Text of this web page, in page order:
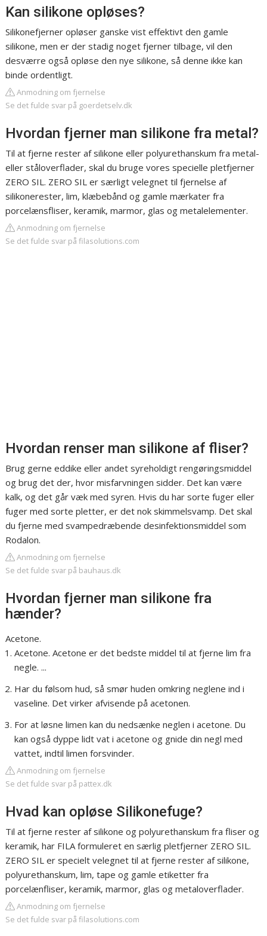
Kan silikone opløses?
Silikonefjerner opløser ganske vist effektivt den gamle
silikone, men er der stadig noget fjerner tilbage, vil den
desværre også opløse den nye silikone, så denne ikke kan
binde ordentligt.
Anmodning om fjernelse
Se det fulde svar på goerdetselv.dk
Hvordan fjerner man silikone fra metal?
Til at fjerne rester af silikone eller polyurethanskum fra metal-
eller ståloverflader, skal du bruge vores specielle pletfjerner
ZERO SIL. ZERO SIL er særligt velegnet til fjernelse af
silikonerester, lim, klæbebånd og gamle mærkater fra
porcelænsfliser, keramik, marmor, glas og metalelementer.
Anmodning om fjernelse
Se det fulde svar på filasolutions.com
Hvordan renser man silikone af fliser?
Brug gerne eddike eller andet syreholdigt rengøringsmiddel
og brug det der, hvor misfarvningen sidder. Det kan være
kalk, og det går væk med syren. Hvis du har sorte fuger eller
fuger med sorte pletter, er det nok skimmelsvamp. Det skal
du fjerne med svampedræbende desinfektionsmiddel som
Rodalon.
Anmodning om fjernelse
Se det fulde svar på bauhaus.dk
Hvordan fjerner man silikone fra
hænder?
Acetone.
Acetone. Acetone er det bedste middel til at fjerne lim fra
negle. ...
Har du følsom hud, så smør huden omkring neglene ind i
vaseline. Det virker afvisende på acetonen.
For at løsne limen kan du nedsænke neglen i acetone. Du
kan også dyppe lidt vat i acetone og gnide din negl med
vattet, indtil limen forsvinder.
Anmodning om fjernelse
Se det fulde svar på pattex.dk
Hvad kan opløse Silikonefuge?
Til at fjerne rester af silikone og polyurethanskum fra fliser og
keramik, har FILA formuleret en særlig pletfjerner ZERO SIL.
ZERO SIL er specielt velegnet til at fjerne rester af silikone,
polyurethanskum, lim, tape og gamle etiketter fra
porcelænfliser, keramik, marmor, glas og metaloverflader.
Anmodning om fjernelse
Se det fulde svar på filasolutions.com